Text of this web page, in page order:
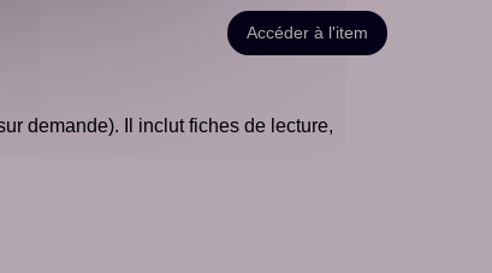
Accéder à l'item
demande). Il inclut fiches de lecture,